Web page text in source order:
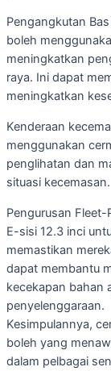
Pengangkutan
boleh
meningkatkan
raya. Ini dapat
meningkatkan
Kenderaan
menggunakan
penglihatan dan
situasi kecemasan.
Pengurusan
E-sisi 12.3 inci
memastikan
dapat membantu
kecekapan bahan
penyelenggaraan.
Kesimpulannya,
boleh yang
dalam pelbagai